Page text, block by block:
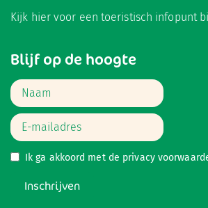
Kijk hiervoor een toeristisch infopunt
Blijf op de hoogte
Ik ga akkoord met de privacy
Inschrijven